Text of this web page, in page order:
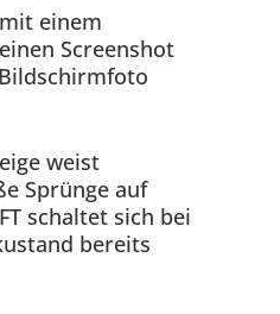
einem
einen Screenshot
weist
Sprünge auf
schaltet sich bei
bereits